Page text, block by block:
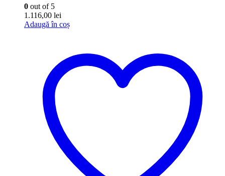
0 out of 5
1.116,00 lei
Adaugă în coș